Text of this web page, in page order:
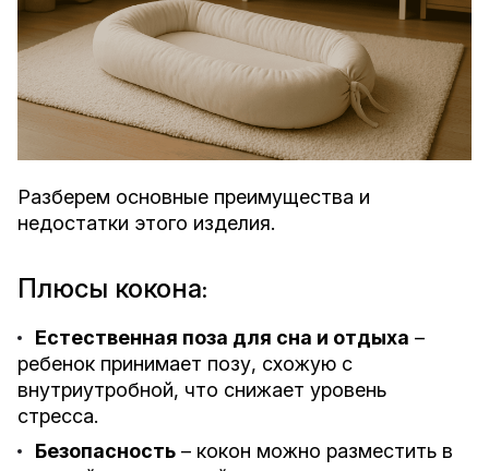
Разберем основные преимущества и
недостатки этого изделия.
Плюсы кокона:
Естественная поза для сна и отдыха –
ребенок принимает позу, схожую с
внутриутробной, что снижает уровень
стресса.
Безопасность – кокон можно разместить в